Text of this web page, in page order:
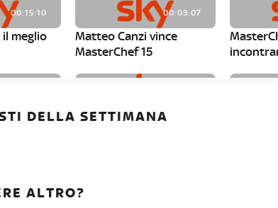
00:15:10
il meglio
00:03:07
Matteo Canzi vince
MasterChef 15
Carlotta è
MasterChef 15, Matteo
DELLA SETTIMANA
ALTRO?